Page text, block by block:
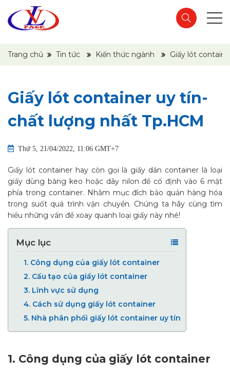
Trang chủ Tin tức Kiến thức ngành Giấy lót
Giấy lót container uy tín-
chất lượng nhất Tp.HCM
Thứ 5, 21/04/2022, 11:06 GMT+7
Giấy lót container hay còn gọi là giấy dán container là loại
giấy dùng băng keo hoặc dây nilon để cố định vào 6 mặt
phía trong container. Nhằm mục đích bảo quản hàng hóa
trong suốt quá trình vận chuyển. Chúng ta hãy cùng tìm
hiểu những vấn đề xoay quanh loại giấy này nhé!
Mục lục
1. Công dụng của giấy lót container
2. Cấu tạo của giấy lót container
3. Lĩnh vực sử dụng
4. Cách sử dụng giấy lót container
5. Nhà phân phối giấy lót container uy tín
1. Công dụng của giấy lót container